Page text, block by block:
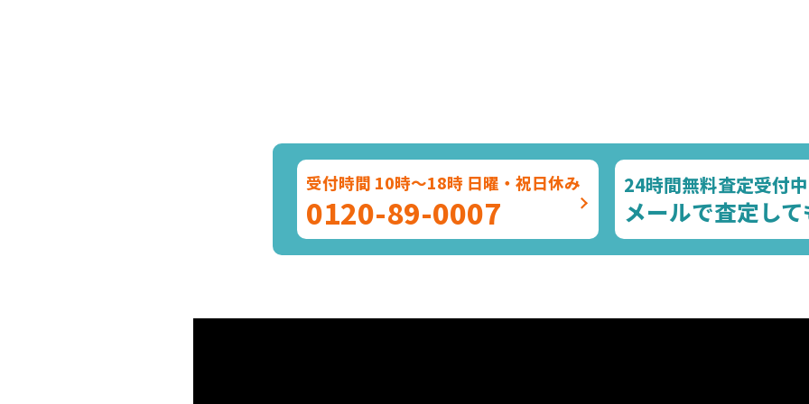
受付時間 10時～18時 日曜・祝日休み
0120-89-0007
24時間無料査定受付中
メールで査定し